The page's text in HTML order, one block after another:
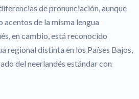
de pronunciación, aunque
de la misma lengua
en cambio, está reconocido
regional distinta en los Países Bajos,
del neerlandés estándar con